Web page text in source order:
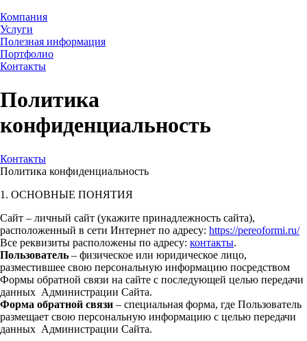
Компания
Услуги
Полезная информация
Портфолио
Контакты
Политика
конфиденциальность
Контакты
Политика конфиденциальность
1. ОСНОВНЫЕ ПОНЯТИЯ
Сайт – личный сайт (укажите принадлежность сайта),
расположенный в сети Интернет по адресу: https://pereoformi.ru/
Все реквизиты расположены по адресу: контакты.
Пользователь – физическое или юридическое лицо,
разместившее свою персональную информацию посредством
Формы обратной связи на сайте с последующей целью передачи
данных Администрации Сайта.
Форма обратной связи – специальная форма, где Пользователь
размещает свою персональную информацию с целью передачи
данных Администрации Сайта.